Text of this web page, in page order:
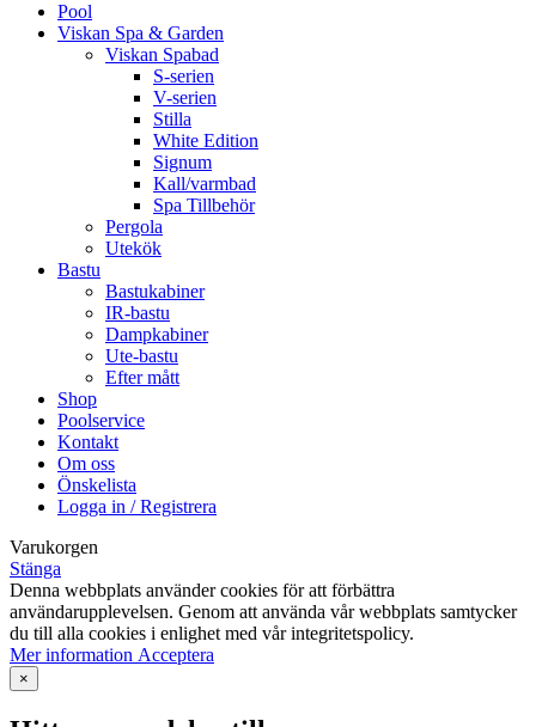
Pool
Viskan Spa & Garden
Viskan Spabad
S-serien
V-serien
Stilla
White Edition
Signum
Kall/varmbad
Spa Tillbehör
Pergola
Utekök
Bastu
Bastukabiner
IR-bastu
Dampkabiner
Ute-bastu
Efter mått
Shop
Poolservice
Kontakt
Om oss
Önskelista
Logga in / Registrera
Varukorgen
Stänga
Denna webbplats använder cookies för att förbättra
användarupplevelsen. Genom att använda vår webbplats samtycker
du till alla cookies i enlighet med vår integritetspolicy.
Mer information Mer
Acceptera
×